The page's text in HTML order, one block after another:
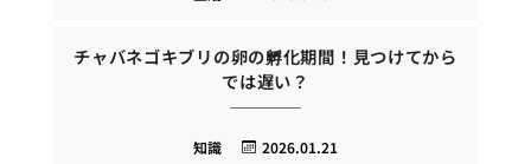
チャバネゴキブリの卵の孵化期間！見つけてから
では遅い？
2026.01.21
知識